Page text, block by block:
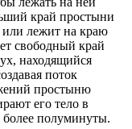
край простыни
или лежит на краю
свободный край
находящийся
поток
простыню
его тело в
полуминуты.